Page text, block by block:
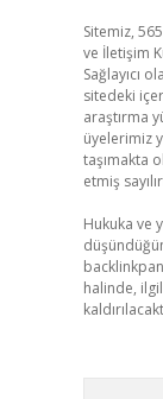
Sitemiz,
ve İletişim
Sağlayıcı
sitedeki
araştırma
üyelerimiz
taşımakta
etmiş
Hukuka ve
halinde,